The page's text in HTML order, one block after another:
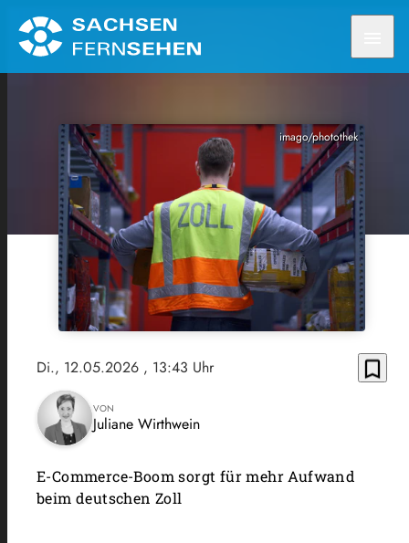
imago/photothek
Di., 12.05.2026 , 13:43 Uhr bookmark_border
VON
Juliane Wirthwein
E-Commerce-Boom sorgt für mehr Aufwand
beim deutschen Zoll